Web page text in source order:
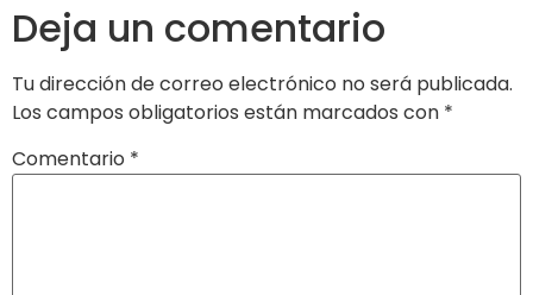
Deja un comentario
Tu dirección de correo electrónico no será publicada.
Los campos obligatorios están marcados con *
Comentario *